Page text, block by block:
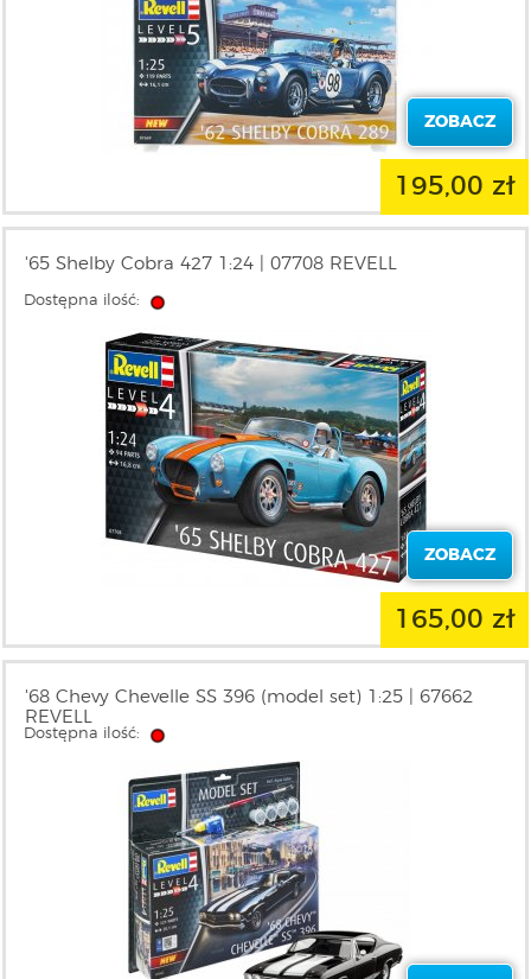
ZOBACZ
195,00 zł
'65 Shelby Cobra 427 1:24 | 07708 REVELL
Dostępna ilość:
ZOBACZ
165,00 zł
'68 Chevy Chevelle SS 396 (model set) 1:25 | 67662
REVELL
Dostępna ilość: